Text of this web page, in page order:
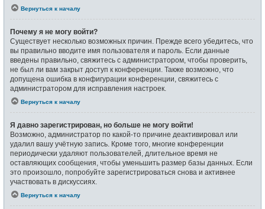
Вернуться к началу
Почему я не могу войти?
Существует несколько возможных причин. Прежде всего убедитесь, что
вы правильно вводите имя пользователя и пароль. Если данные
введены правильно, свяжитесь с администратором, чтобы проверить,
не был ли вам закрыт доступ к конференции. Также возможно, что
допущена ошибка в конфигурации конференции, свяжитесь с
администратором для исправления настроек.
Вернуться к началу
Я давно зарегистрирован, но больше не могу войти!
Возможно, администратор по какой-то причине деактивировал или
удалил вашу учётную запись. Кроме того, многие конференции
периодически удаляют пользователей, длительное время не
оставляющих сообщения, чтобы уменьшить размер базы данных. Если
это произошло, попробуйте зарегистрироваться снова и активнее
участвовать в дискуссиях.
Вернуться к началу